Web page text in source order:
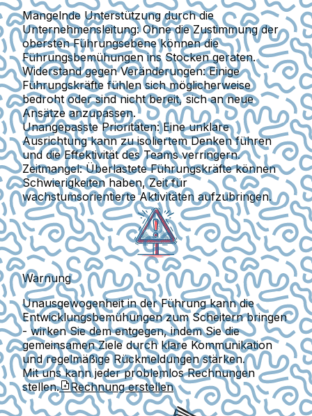
Mangelnde Unterstützung durch die
Unternehmensleitung:Ohne die Zustimmung der
obersten Führungsebene können die
Führungsbemühungen ins Stocken geraten.
Widerstand gegen Veränderungen:Einige
Führungskräfte fühlen sich möglicherweise
bedroht oder sind nicht bereit, sich an neue
Ansätze anzupassen.
Unangepasste Prioritäten:Eine unklare
Ausrichtung kann zu isoliertem Denken führen
und die Effektivität des Teams verringern.
Zeitmangel:Überlastete Führungskräfte können
Schwierigkeiten haben, Zeit für
wachstumsorientierte Aktivitäten aufzubringen.
Warnung
Unausgewogenheit in der Führung kann die
Entwicklungsbemühungen zum Scheitern bringen
- wirken Sie dem entgegen, indem Sie die
gemeinsamen Ziele durch klare Kommunikation
und regelmäßige Rückmeldungen stärken.
Mit uns kann jeder problemlos Rechnungen
stellen.
Rechnung erstellen